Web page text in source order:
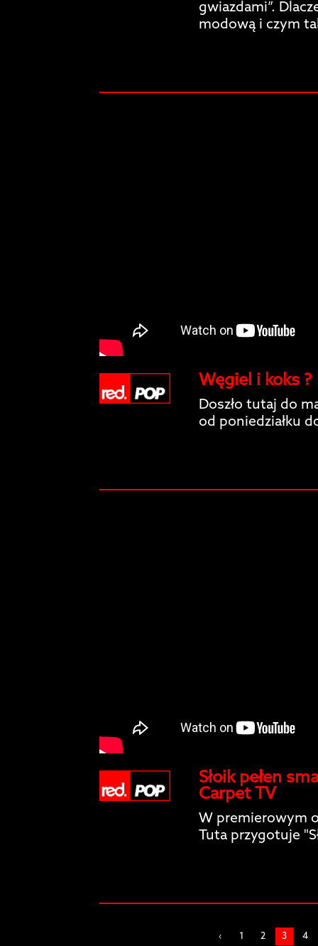
gwiazdami”.
modową i czym
Węgiel i koks ?
Doszło tutaj do
od poniedziałku
Słoik pełen
Carpet TV
W premierowym
Tuta przygotuje
‹ 1 2 3 4